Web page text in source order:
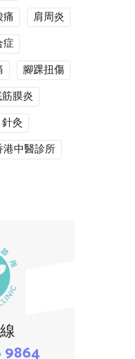
肩周炎
症
腳踝扭傷
膜炎
針灸
港中醫診所
9864